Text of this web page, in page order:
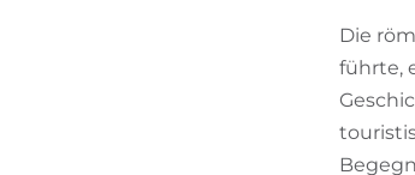
Die
führte,